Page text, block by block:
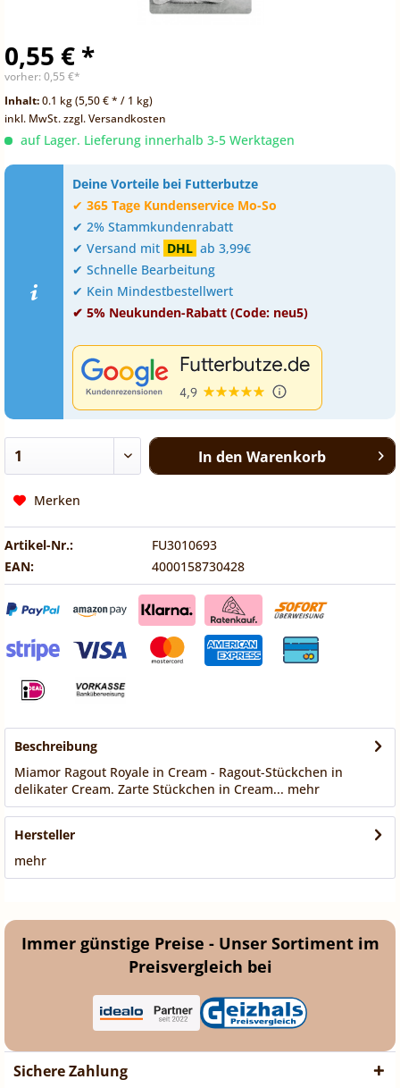
0,55 € *
vorher: 0,55 €*
Inhalt:0.1 kg (5,50 € * / 1 kg)
inkl. MwSt.zzgl. Versandkosten
auf Lager. Lieferung innerhalb 3-5 Werktagen
Deine Vorteile bei Futterbutze
✔ 365 Tage Kundenservice Mo-So
✔ 2% Stammkundenrabatt
✔ Versand mit DHL ab 3,99€
✔ Schnelle Bearbeitung
✔ Kein Mindestbestellwert
✔ 5% Neukunden-Rabatt (Code: neu5)
In den Warenkorb
Merken
Artikel-Nr.:
FU3010693
EAN:
4000158730428
Beschreibung
Miamor Ragout Royale in Cream - Ragout-Stückchen in
delikater Cream. Zarte Stückchen in Cream... mehr
Hersteller
mehr
Immer günstige Preise - Unser Sortiment im
Preisvergleich bei
Sichere Zahlung